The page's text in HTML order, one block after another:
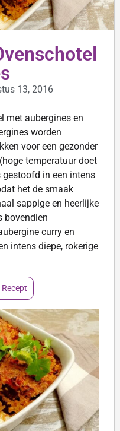
13, 2016
met aubergines en
worden
voor een gezonder
temperatuur doet
gestoofd in een intens
het de smaak
sappige en heerlijke
bovendien
curry en
intens diepe, rokerige